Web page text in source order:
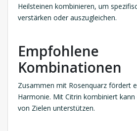
Heilsteinen kombinieren, um
verstärken oder auszugleichen.
Empfohlene
Kombinationen
Zusammen mit Rosenquarz fördert
Harmonie. Mit Citrin kombiniert
von Zielen unterstützen.